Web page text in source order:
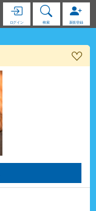
ログイン 検索 新規登録